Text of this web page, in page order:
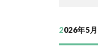
2026年5月